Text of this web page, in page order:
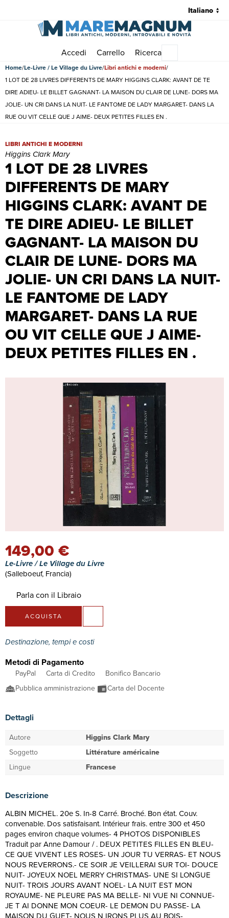
Accedi Carrello Ricerca
Home Le-Livre / Le Village du Livre Libri antichi e moderni
1 LOT DE 28 LIVRES DIFFERENTS DE MARY HIGGINS CLARK: AVANT DE TE
DIRE ADIEU- LE BILLET GAGNANT- LA MAISON DU CLAIR DE LUNE- DORS MA
JOLIE- UN CRI DANS LA NUIT- LE FANTOME DE LADY MARGARET- DANS LA
RUE OU VIT CELLE QUE J AIME- DEUX PETITES FILLES EN .
1 LOT DE 28 LIVRES
DIFFERENTS DE MARY
HIGGINS CLARK: AVANT DE
TE DIRE ADIEU- LE BILLET
GAGNANT- LA MAISON DU
CLAIR DE LUNE- DORS MA
JOLIE- UN CRI DANS LA NUIT-
LE FANTOME DE LADY
MARGARET- DANS LA RUE
OU VIT CELLE QUE J AIME-
DEUX PETITES FILLES EN .
1 LOT DE 28 LIVRES DIFFERENTS DE MARY HIGGINS CLARK:
LIBRI ANTICHI E MODERNI
Higgins Clark Mary
149,00 €
Le-Livre / Le Village du Livre
(Salleboeuf, Francia)
Parla con il Libraio
ACQUISTA
Destinazione, tempi e costi
Metodi di Pagamento
PayPal Carta di Credito
Bonifico Bancario
Pubblica amministrazione
Carta del Docente
Dettagli
Autore
Higgins Clark Mary
Soggetto
Littérature américaine
Lingue
Francese
Descrizione
ALBIN MICHEL. 20e S. In-8 Carré. Broché. Bon état. Couv.
convenable. Dos satisfaisant. Intérieur frais. entre 300 et 450
pages environ chaque volumes- 4 PHOTOS DISPONIBLES
Traduit par Anne Damour / . DEUX PETITES FILLES EN BLEU-
CE QUE VIVENT LES ROSES- UN JOUR TU VERRAS- ET NOUS
NOUS REVERRONS.- CE SOIR JE VEILLERAI SUR TOI- DOUCE
NUIT- JOYEUX NOEL MERRY CHRISTMAS- UNE SI LONGUE
NUIT- TROIS JOURS AVANT NOEL- LA NUIT EST MON
ROYAUME- NE PLEURE PAS MA BELLE- NI VUE NI CONNUE-
JE T AI DONNE MON COEUR- LE DEMON DU PASSE- LA